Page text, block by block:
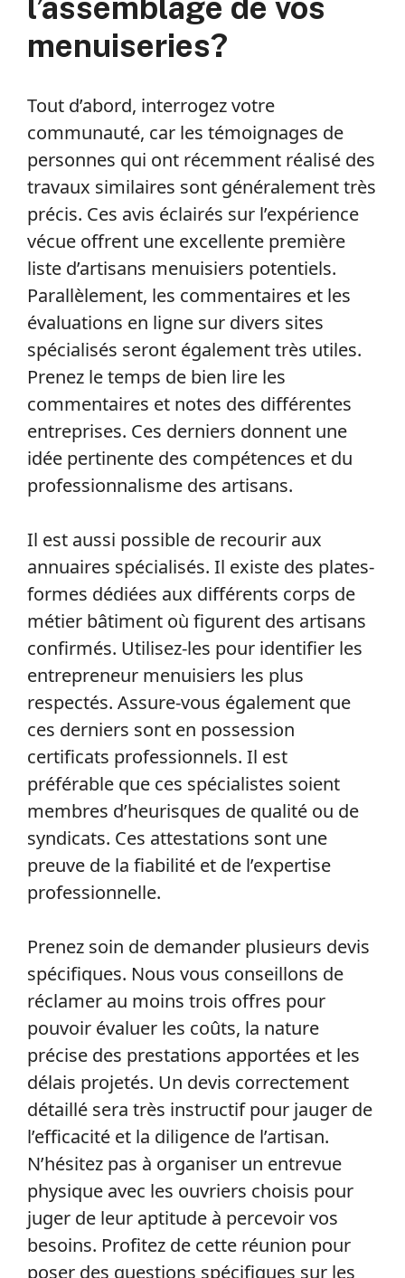
l’assemblage de vos
menuiseries?
Tout d’abord, interrogez votre
communauté, car les témoignages de
personnes qui ont récemment réalisé des
travaux similaires sont généralement très
précis. Ces avis éclairés sur l’expérience
vécue offrent une excellente première
liste d’artisans menuisiers potentiels.
Parallèlement, les commentaires et les
évaluations en ligne sur divers sites
spécialisés seront également très utiles.
Prenez le temps de bien lire les
commentaires et notes des différentes
entreprises. Ces derniers donnent une
idée pertinente des compétences et du
professionnalisme des artisans.
Il est aussi possible de recourir aux
annuaires spécialisés. Il existe des plates-
formes dédiées aux différents corps de
métier bâtiment où figurent des artisans
confirmés. Utilisez-les pour identifier les
entrepreneur menuisiers les plus
respectés. Assure-vous également que
ces derniers sont en possession
certificats professionnels. Il est
préférable que ces spécialistes soient
membres d’heurisques de qualité ou de
syndicats. Ces attestations sont une
preuve de la fiabilité et de l’expertise
professionnelle.
Prenez soin de demander plusieurs devis
spécifiques. Nous vous conseillons de
réclamer au moins trois offres pour
pouvoir évaluer les coûts, la nature
précise des prestations apportées et les
délais projetés. Un devis correctement
détaillé sera très instructif pour jauger de
l’efficacité et la diligence de l’artisan.
N’hésitez pas à organiser un entrevue
physique avec les ouvriers choisis pour
juger de leur aptitude à percevoir vos
besoins. Profitez de cette réunion pour
poser des questions spécifiques sur les